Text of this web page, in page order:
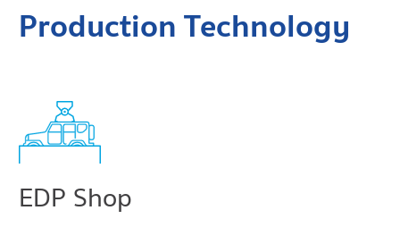
Production Technology
EDP Shop